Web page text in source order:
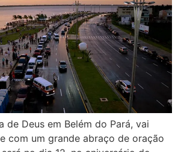
de Deus em Belém do Pará, vai
com um grande abraço de oração